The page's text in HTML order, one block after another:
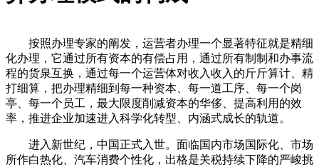
按照办理专家的阐发，运营者办理一个显著特征就是精细
化办理，它通过所有资本的有偿占用，通过所有制制和办事流
程的货泉互换，通过每一个运营体对收入收入的斤斤算计、精
打细算，把办理精细到每一种资本、每一道工序、每一个岗
亭、每一个员工，最大限度削减资本的华侈、提高利用的效
率，推进企业加速进入科学化转型、内涵式成长的轨道。
进入新世纪，中国正式入世。面临国内市场国际化、市场
所作白热化、汽车消费个性化，出格是关税持续下降的严峻挑